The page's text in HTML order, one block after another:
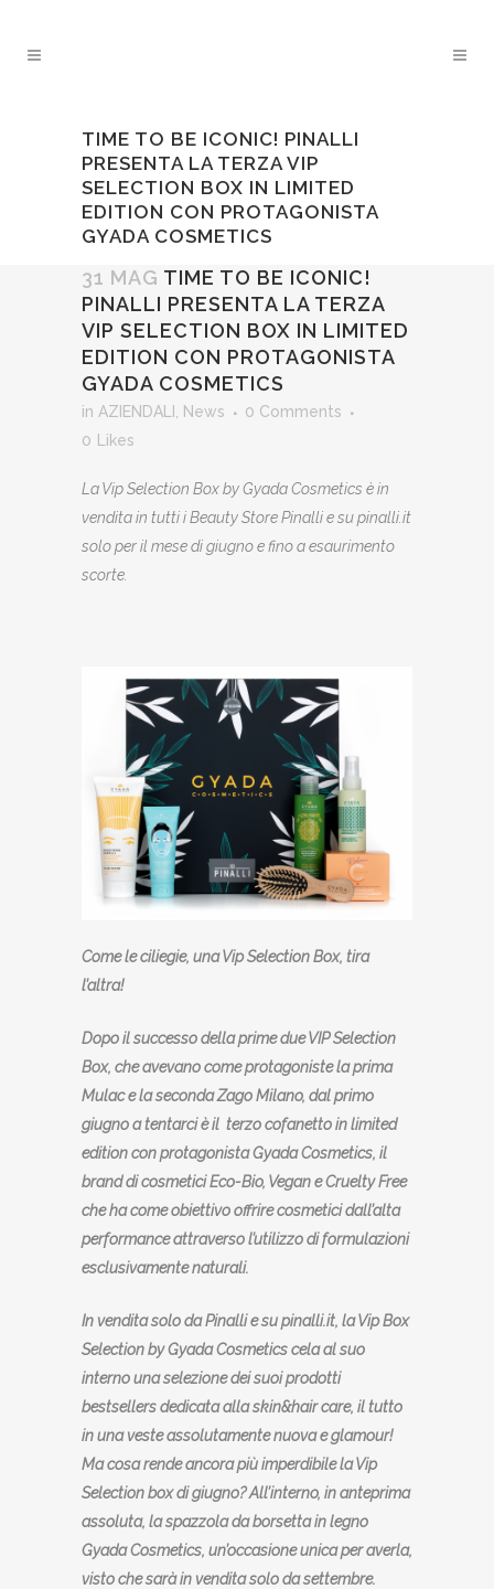
TIME TO BE ICONIC! PINALLI
PRESENTA LA TERZA VIP
SELECTION BOX IN LIMITED
EDITION CON PROTAGONISTA
GYADA COSMETICS
31 MAG TIME TO BE ICONIC!
PINALLI PRESENTA LA TERZA
VIP SELECTION BOX IN LIMITED
EDITION CON PROTAGONISTA
GYADA COSMETICS
in AZIENDALI News
0 Comments
0
Likes
La Vip Selection Box by Gyada Cosmetics è in
vendita in tutti i Beauty Store Pinalli e su pinalli.it
solo per il mese di giugno e fino a esaurimento
scorte.
Come le ciliegie, una Vip Selection Box, tira
l’altra!
Dopo il successo della prime due VIP Selection
Box, che avevano come protagoniste la prima
Mulac e la seconda Zago Milano, dal primo
giugno a tentarci è il terzo cofanetto in limited
edition con protagonista Gyada Cosmetics, il
brand di cosmetici Eco-Bio, Vegan e Cruelty Free
che ha come obiettivo offrire cosmetici dall’alta
performance attraverso l’utilizzo di formulazioni
esclusivamente naturali.
In vendita solo da Pinalli e su pinalli.it, la Vip Box
Selection by Gyada Cosmetics cela al suo
interno una selezione dei suoi prodotti
bestsellers dedicata alla skin&hair care, il tutto
in una veste assolutamente nuova e glamour!
Ma cosa rende ancora più imperdibile la Vip
Selection box di giugno? All’interno, in anteprima
assoluta, la spazzola da borsetta in legno
Gyada Cosmetics, un’occasione unica per averla,
visto che sarà in vendita solo da settembre.